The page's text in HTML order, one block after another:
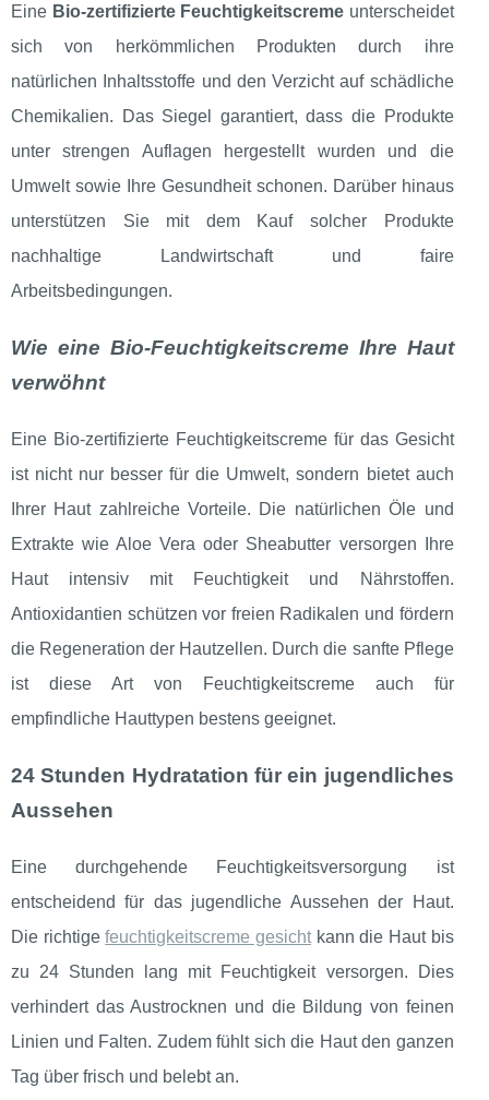
Eine Bio-zertifizierte Feuchtigkeitscreme unterscheidet
sich von herkömmlichen Produkten durch ihre
natürlichen Inhaltsstoffe und den Verzicht auf schädliche
Chemikalien. Das Siegel garantiert, dass die Produkte
unter strengen Auflagen hergestellt wurden und die
Umwelt sowie Ihre Gesundheit schonen. Darüber hinaus
unterstützen Sie mit dem Kauf solcher Produkte
nachhaltige Landwirtschaft und faire
Arbeitsbedingungen.
Wie eine Bio-Feuchtigkeitscreme Ihre Haut
verwöhnt
Eine Bio-zertifizierte Feuchtigkeitscreme für das Gesicht
ist nicht nur besser für die Umwelt, sondern bietet auch
Ihrer Haut zahlreiche Vorteile. Die natürlichen Öle und
Extrakte wie Aloe Vera oder Sheabutter versorgen Ihre
Haut intensiv mit Feuchtigkeit und Nährstoffen.
Antioxidantien schützen vor freien Radikalen und fördern
die Regeneration der Hautzellen. Durch die sanfte Pflege
ist diese Art von Feuchtigkeitscreme auch für
empfindliche Hauttypen bestens geeignet.
24 Stunden Hydratation für ein jugendliches
Aussehen
Eine durchgehende Feuchtigkeitsversorgung ist
entscheidend für das jugendliche Aussehen der Haut.
Die richtigefeuchtigkeitscreme gesichtkann die Haut bis
zu 24 Stunden lang mit Feuchtigkeit versorgen. Dies
verhindert das Austrocknen und die Bildung von feinen
Linien und Falten. Zudem fühlt sich die Haut den ganzen
Tag über frisch und belebt an.